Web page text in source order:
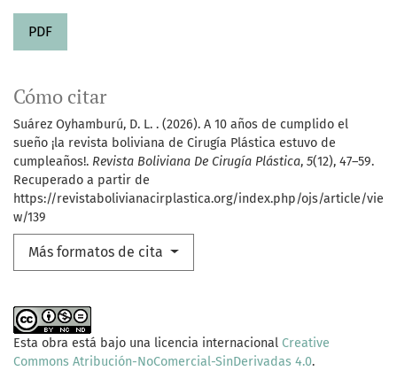
PDF
Cómo citar
Suárez Oyhamburú, D. L. . (2026). A 10 años de cumplido el
sueño ¡la revista boliviana de Cirugía Plástica estuvo de
cumpleaños!. Revista Boliviana De Cirugía Plástica, 5(12), 47–59.
Recuperado a partir de
https://revistabolivianacirplastica.org/index.php/ojs/article/vie
w/139
Más formatos de cita
Esta obra está bajo una licencia internacional Creative
Commons Atribución-NoComercial-SinDerivadas 4.0.